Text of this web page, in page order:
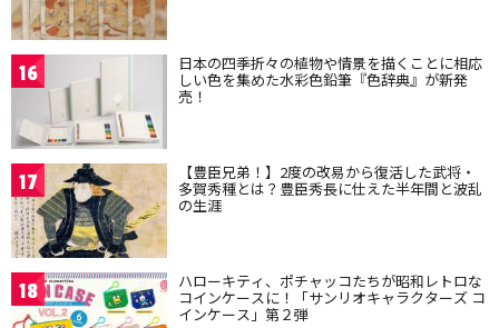
16 日本の四季折々の植物や情景を描くことに相応
しい色を集めた水彩色鉛筆『色辞典』が新発
売！
17 【豊臣兄弟！】2度の改易から復活した武将・
多賀秀種とは？豊臣秀長に仕えた半年間と波乱
の生涯
18 ハローキティ、ポチャッコたちが昭和レトロな
コインケースに！「サンリオキャラクターズ コ
インケース」第２弾